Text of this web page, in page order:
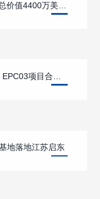
海隆集团与泰国PTTEP签署ASK EPC03项目合同 双方战略合作迈入新阶段 携手支持缅甸本地能源供应与海洋能源开发
地落地江苏启东